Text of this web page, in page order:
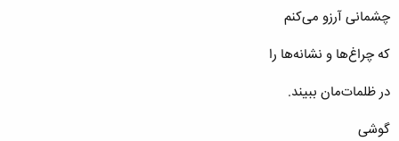
چشمانی آرزو می‌کنم
که چراغ‌ها و نشانه‌ها را
در ظلمات‌مان ببيند.
گوشی